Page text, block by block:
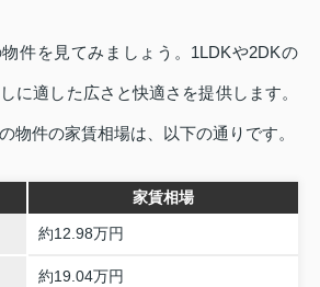
件を見てみましょう。1LDKや2DKの
に適した広さと快適さを提供します。
物件の家賃相場は、以下の通りです。
家賃相場
約12.98万円
約19.04万円